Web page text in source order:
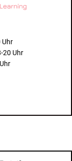
Uhr
20 Uhr